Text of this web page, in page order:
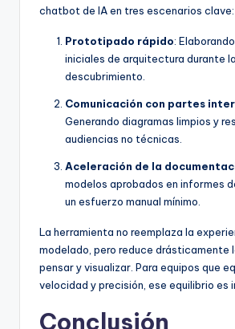
chatbot de IA en tres escenarios clave:
Prototipado rápido:
iniciales de arquitectura durante
descubrimiento.
Comunicación con partes
Generando diagramas limpios y
audiencias no técnicas.
Aceleración de la
modelos aprobados en informes
un esfuerzo manual mínimo.
La herramienta no reemplaza la
modelado, pero reduce drásticamente
pensar y visualizar. Para equipos que
velocidad y precisión, ese equilibrio es
Conclusión